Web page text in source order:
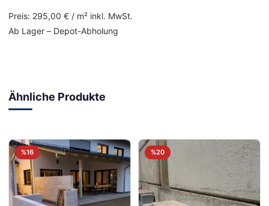
Preis: 295,00 € / m² inkl. MwSt.
Ab Lager – Depot-Abholung
Ähnliche Produkte
%16 %20